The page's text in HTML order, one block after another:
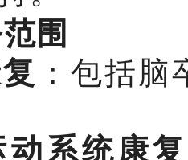
围
：包括
系统康复